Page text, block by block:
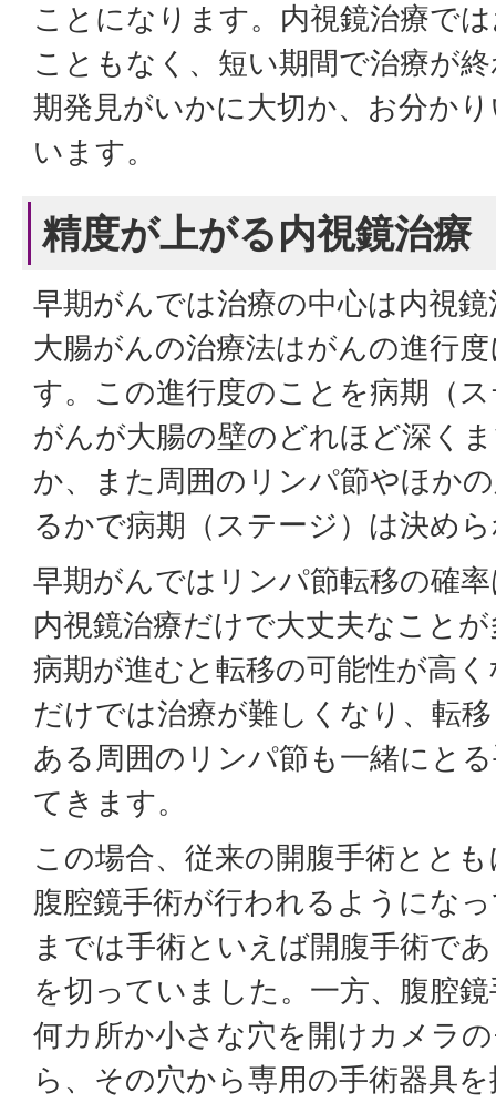
ことになります。内視鏡治療で
こともなく、短い期間で治療が
期発見がいかに大切か、お分か
います。
精度が上がる内視鏡治療
早期がんでは治療の中心は内視
大腸がんの治療法はがんの進行
す。この進行度のことを病期（
がんが大腸の壁のどれほど深く
か、また周囲のリンパ節やほか
るかで病期（ステージ）は決め
早期がんではリンパ節転移の確
内視鏡治療だけで大丈夫なこと
病期が進むと転移の可能性が高
だけでは治療が難しくなり、転
ある周囲のリンパ節も一緒にと
てきます。
この場合、従来の開腹手術とと
腹腔鏡手術が行われるようにな
までは手術といえば開腹手術で
を切っていました。一方、腹腔
何カ所か小さな穴を開けカメラ
ら、その穴から専用の手術器具